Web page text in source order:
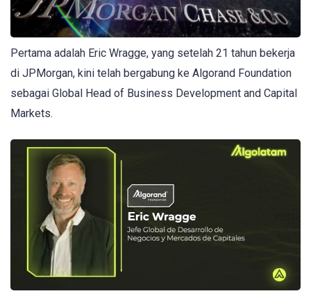
Pertama adalah Eric Wragge, yang setelah 21 tahun bekerja
di JPMorgan, kini telah bergabung ke Algorand Foundation
sebagai Global Head of Business Development and Capital
Markets.